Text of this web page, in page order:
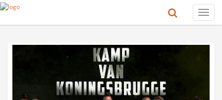
Toggle